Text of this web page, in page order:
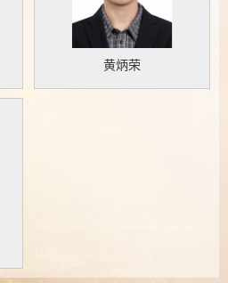
黄炳荣